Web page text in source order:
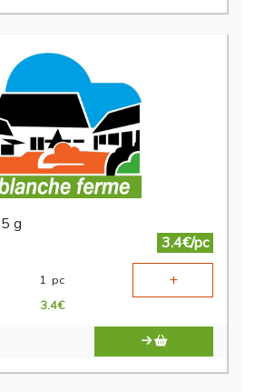
g
3.4€/pc
1 pc +
3.4€